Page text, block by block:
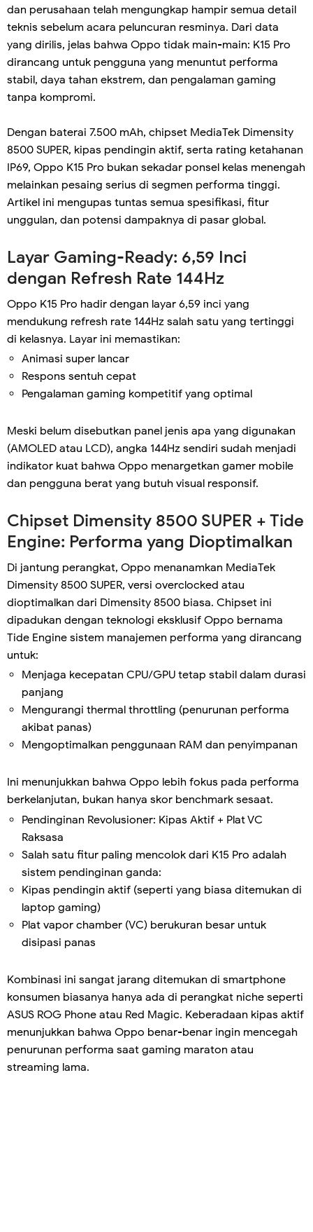
dan perusahaan telah mengungkap hampir semua detail
teknis sebelum acara peluncuran resminya. Dari data
yang dirilis, jelas bahwa Oppo tidak main-main: K15 Pro
dirancang untuk pengguna yang menuntut performa
stabil, daya tahan ekstrem, dan pengalaman gaming
tanpa kompromi.
Dengan baterai 7.500 mAh, chipset MediaTek Dimensity
8500 SUPER, kipas pendingin aktif, serta rating ketahanan
IP69, Oppo K15 Pro bukan sekadar ponsel kelas menengah
melainkan pesaing serius di segmen performa tinggi.
Artikel ini mengupas tuntas semua spesifikasi, fitur
unggulan, dan potensi dampaknya di pasar global.
Layar Gaming-Ready: 6,59 Inci
dengan Refresh Rate 144Hz
Oppo K15 Pro hadir dengan layar 6,59 inci yang
mendukung refresh rate 144Hz salah satu yang tertinggi
di kelasnya. Layar ini memastikan:
Animasi super lancar
Respons sentuh cepat
Pengalaman gaming kompetitif yang optimal
Meski belum disebutkan panel jenis apa yang digunakan
(AMOLED atau LCD), angka 144Hz sendiri sudah menjadi
indikator kuat bahwa Oppo menargetkan gamer mobile
dan pengguna berat yang butuh visual responsif.
Chipset Dimensity 8500 SUPER + Tide
Engine: Performa yang Dioptimalkan
Di jantung perangkat, Oppo menanamkan MediaTek
Dimensity 8500 SUPER, versi overclocked atau
dioptimalkan dari Dimensity 8500 biasa. Chipset ini
dipadukan dengan teknologi eksklusif Oppo bernama
Tide Engine sistem manajemen performa yang dirancang
untuk:
Menjaga kecepatan CPU/GPU tetap stabil dalam durasi
panjang
Mengurangi thermal throttling (penurunan performa
akibat panas)
Mengoptimalkan penggunaan RAM dan penyimpanan
Ini menunjukkan bahwa Oppo lebih fokus pada performa
berkelanjutan, bukan hanya skor benchmark sesaat.
Pendinginan Revolusioner: Kipas Aktif + Plat VC
Raksasa
Salah satu fitur paling mencolok dari K15 Pro adalah
sistem pendinginan ganda:
Kipas pendingin aktif (seperti yang biasa ditemukan di
laptop gaming)
Plat vapor chamber (VC) berukuran besar untuk
disipasi panas
Kombinasi ini sangat jarang ditemukan di smartphone
konsumen biasanya hanya ada di perangkat niche seperti
ASUS ROG Phone atau Red Magic. Keberadaan kipas aktif
menunjukkan bahwa Oppo benar-benar ingin mencegah
penurunan performa saat gaming maraton atau
streaming lama.